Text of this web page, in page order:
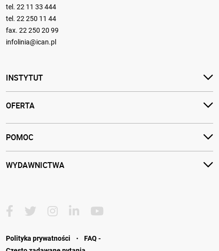
tel. 22 11 33 444
tel. 22 250 11 44
fax. 22 250 20 99
infolinia@ican.pl
INSTYTUT
OFERTA
POMOC
WYDAWNICTWA
Polityka prywatności ·
FAQ -